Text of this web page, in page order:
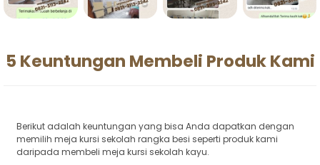
5 Keuntungan Membeli Produk Kami
Berikut adalah keuntungan yang bisa Anda dapatkan dengan
memilih meja kursi sekolah rangka besi seperti produk kami
daripada membeli meja kursi sekolah kayu.